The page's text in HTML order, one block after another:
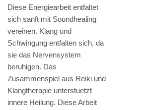
Diese Energiearbeit entfaltet
sich sanft mit Soundhealing
vereinen. Klang und
Schwingung entfalten sich, da
sie das Nervensystem
beruhigen. Das
Zusammenspiel aus Reiki und
Klangtherapie unterstuetzt
innere Heilung. Diese Arbeit